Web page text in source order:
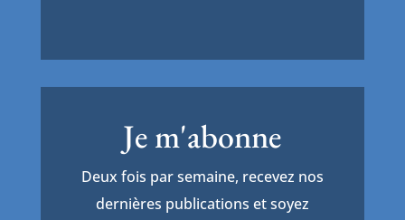
Je m'abonne
Deux fois par semaine, recevez nos
dernières publications et soyez